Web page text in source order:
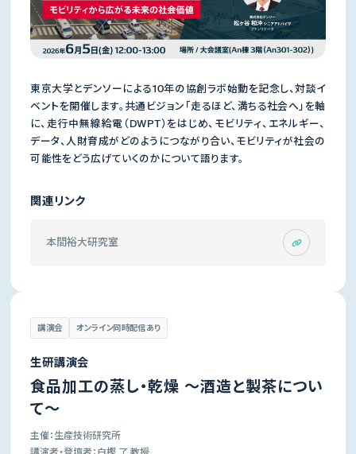
東京大学とデンソーによる10年の協創ラボ始動を記念し、対談イ
ベントを開催します。共通ビジョン「走るほど、満ちる社会へ」を軸
に、走行中無線給電（DWPT）をはじめ、モビリティ、エネルギー、
データ、人財育成がどのようにつながり合い、モビリティが社会の
可能性をどう広げていくのかについて語ります。
関連リンク
本間裕大研究室
講演会 オンライン同時配信あり
生研講演会
食品加工の蒸し・乾燥 ～酒造と製茶につい
て～
主催：生産技術研究所
講演者・登壇者：白樫 了 教授